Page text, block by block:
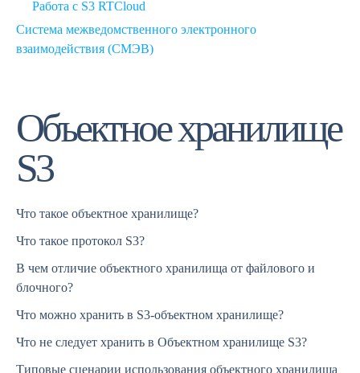
Объектное хранилище
S3
Что такое объектное хранилище?
Что такое протокол S3?
В чем отличие объектного хранилища от файлового и
блочного?
Что можно хранить в S3-объектном хранилище?
Что не следует хранить в Объектном хранилище S3?
Типовые сценарии использования объектного хранилища
Работа с S3 RTCloud
Система межведомственного электронного
взаимодействия (СМЭВ)